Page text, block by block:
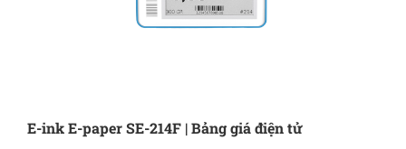
E-ink E-paper SE-214F | Bảng giá điện tử